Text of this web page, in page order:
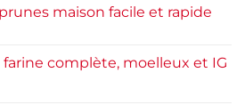
maison facile et rapide
farine complète, moelleux et IG